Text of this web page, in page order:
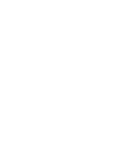
zwischen München,